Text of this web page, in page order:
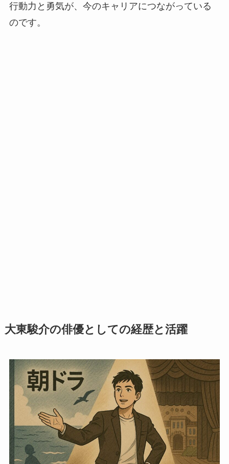
行動力と勇気が、今のキャリアにつながっている
のです。
大東駿介の俳優としての経歴と活躍